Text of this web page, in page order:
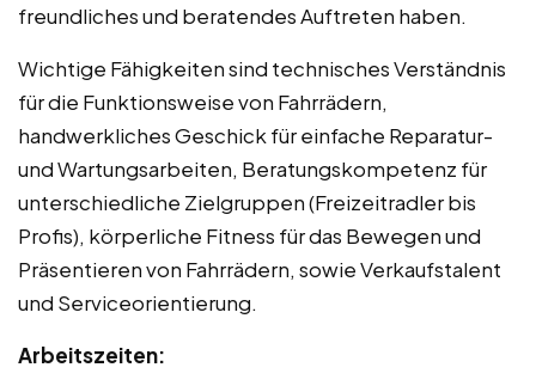
freundliches und beratendes Auftreten haben.
Wichtige Fähigkeiten sind technisches Verständnis
für die Funktionsweise von Fahrrädern,
handwerkliches Geschick für einfache Reparatur-
und Wartungsarbeiten, Beratungskompetenz für
unterschiedliche Zielgruppen (Freizeitradler bis
Profis), körperliche Fitness für das Bewegen und
Präsentieren von Fahrrädern, sowie Verkaufstalent
und Serviceorientierung.
Arbeitszeiten: